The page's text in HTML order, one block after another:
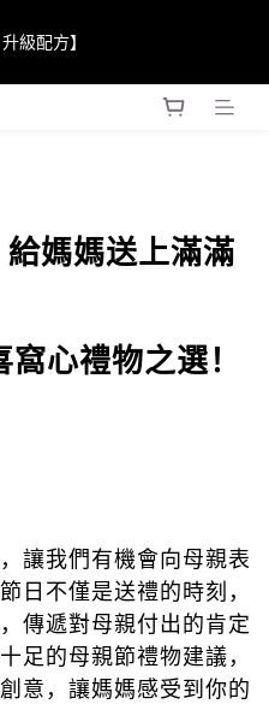
金獎】
級配方】
Milan 2024 Professional
給媽媽送上滿滿
心禮物之選！
讓我們有機會向母親表
日不僅是送禮的時刻，
傳遞對母親付出的肯定
足的母親節禮物建議，
意，讓媽媽感受到你的